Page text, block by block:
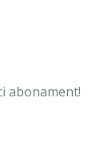
abonament!